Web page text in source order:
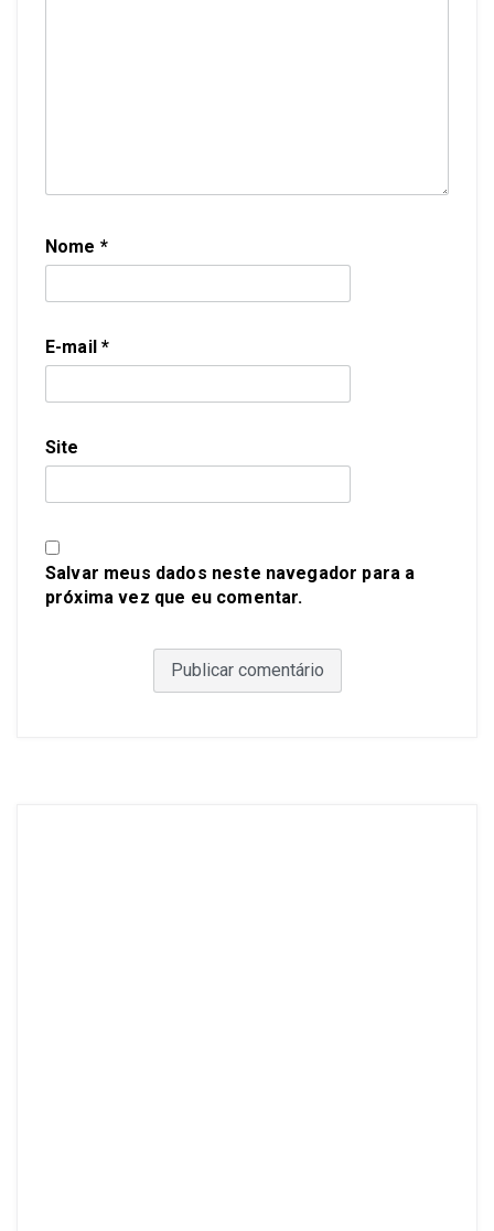
Nome *
E-mail*
Site
Salvar meus dados neste navegador para a
próxima vez que eu comentar.